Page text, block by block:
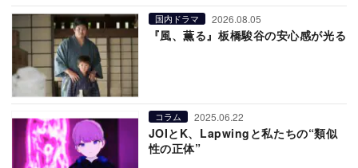
国内ドラマ 2026.08.05
『風、薫る』板橋駿谷の安心感が光る
コラム 2025.06.22
JOIとK、Lapwingと私たちの“類似
性の正体”